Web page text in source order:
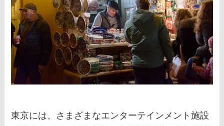
東京には、さまざまなエンターテインメント施設